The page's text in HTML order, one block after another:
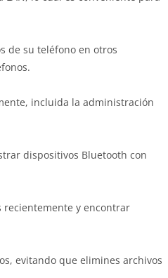
de su teléfono en otros
incluida la administración
dispositivos Bluetooth con
recientemente y encontrar
evitando que elimines archivos